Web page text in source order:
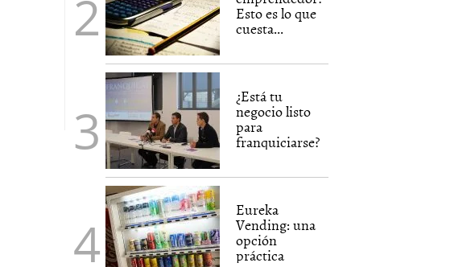
Esto es lo que
cuesta...
¿Está tu
negocio listo
para
franquiciarse?
Eureka
Vending: una
opción
práctica